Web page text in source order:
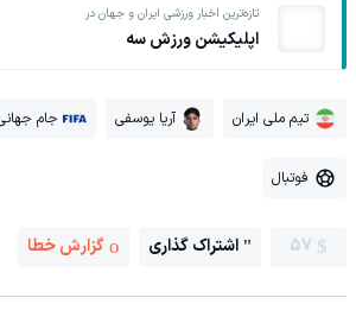
تازه‌ترین اخبار ورزشی ایران و جهان در
اپلیکیشن ورزش سه
تیم ملی ایران آریا یوسفی جام
فوتبال
57 اشتراک گذاری گزارش خطا